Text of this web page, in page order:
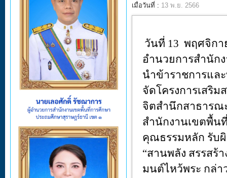
เมื่อวันที่ : 13 พ.ย. 2566
วันที่ 13 พฤศจิก
อำนวยการสำนัก
นำข้าราชการแล
จัดโครงการเสริ
จิตสำนึกสาธารณ
สำนักงานเขตพื้น
คุณธรรมหลัก รับ
“สานพลัง สรรสร้า
มนต์ไหว้พระ กล่